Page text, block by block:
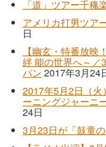
「道」ツアー千穐
アメリカ打男ツア
日
【幽玄・特番放
絆 能の世界へ～／
パン 2017年3月24
2017年5月2日（火
ーニングジャーニ
24日
3月23日が「鼓童